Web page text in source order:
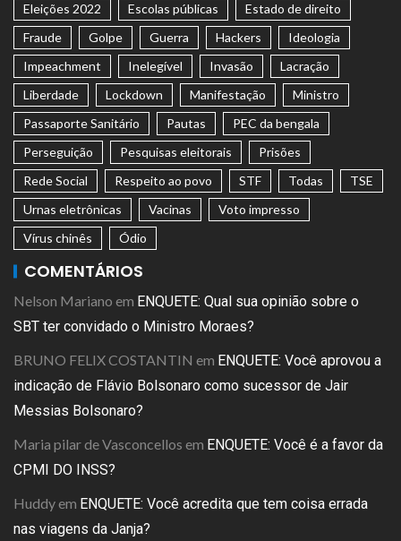
Eleições 2022
Escolas públicas
Estado de direito
Fraude
Golpe Guerra Hackers
Ideologia
Impeachment
Inelegível Invasão
Lacração
Liberdade
Lockdown Manifestação
Ministro
Passaporte Sanitário
Pautas
PEC da bengala
Perseguição
Pesquisas eleitorais
Prisões
Rede Social
Respeito ao povo STF Todas
TSE
Urnas eletrônicas
Vacinas
Voto impresso
Vírus chinês
Ódio
COMENTÁRIOS
Nelson Mariano em ENQUETE: Qual sua opinião sobre o
SBT ter convidado o Ministro Moraes?
BRUNO FELIX COSTANTIN em ENQUETE: Você aprovou a
indicação de Flávio Bolsonaro como sucessor de Jair
Messias Bolsonaro?
Maria pilar de Vasconcellos em ENQUETE: Você é a favor da
CPMI DO INSS?
Huddyem ENQUETE: Você acredita que tem coisa errada
nas viagens da Janja?